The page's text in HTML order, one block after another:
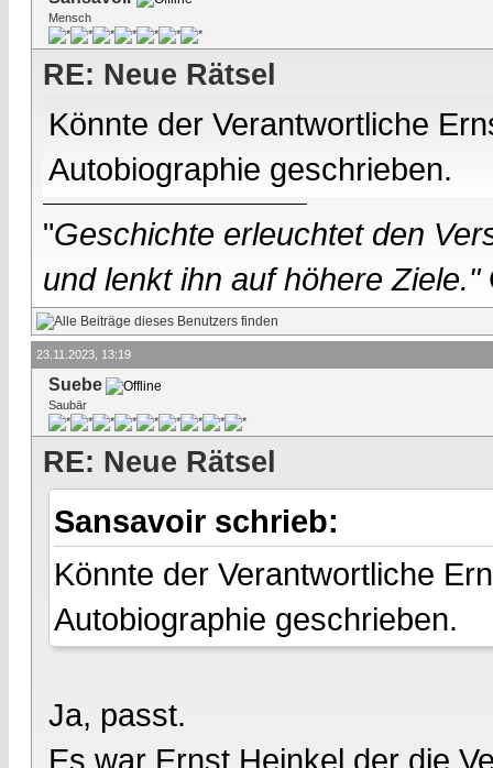
Mensch
RE: Neue Rätsel
Könnte der Verantwortliche
Autobiographie geschrieben.
"Geschichte erleuchtet den
und lenkt ihn auf höhere Ziele."
23.11.2023, 13:19
Suebe
Saubär
RE: Neue Rätsel
Sansavoir schrieb:
Könnte der Verantwortliche
Autobiographie geschrieben.
Ja, passt.
Es war Ernst Heinkel der die